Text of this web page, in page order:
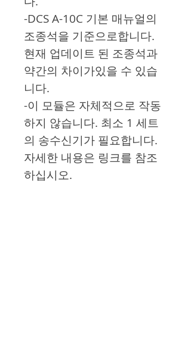
-DCS A-10C 기본 매뉴얼의
조종석을 기준으로합니다.
현재 업데이트 된 조종석과
약간의 차이가있을 수 있습
니다.
-이 모듈은 자체적으로 작동
하지 않습니다. 최소 1 세트
의 송수신기가 필요합니다.
자세한 내용은 링크를 참조
하십시오.